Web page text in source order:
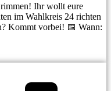
Ihr wollt eure
im Wahlkreis 24 richten
Kommt vorbei! 📅 Wann: